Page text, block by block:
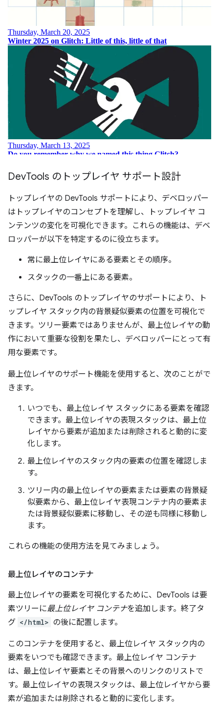
DevTools のトップレイヤ サポート設計
トップレイヤの DevTools サポートにより、デベロッパー
はトップレイヤのコンセプトを理解し、トップレイヤ コ
ンテンツの変化を可視化できます。これらの機能は、デベ
ロッパーが以下を特定するのに役立ちます。
常に最上位レイヤにある要素とその順序。
スタックの一番上にある要素。
さらに、DevTools のトップレイヤのサポートにより、ト
ップレイヤ スタック内の背景疑似要素の位置を可視化で
きます。ツリー要素ではありませんが、最上位レイヤの動
作において重要な役割を果たし、デベロッパーにとって有
用な要素です。
最上位レイヤのサポート機能を使用すると、次のことがで
きます。
いつでも、最上位レイヤ スタックにある要素を確認
できます。最上位レイヤの表現スタックは、最上位
レイヤから要素が追加または削除されると動的に変
化します。
最上位レイヤのスタック内の要素の位置を確認しま
す。
ツリー内の最上位レイヤの要素または要素の背景疑
似要素から、最上位レイヤ表現コンテナ内の要素ま
たは背景疑似要素に移動し、その逆も同様に移動し
ます。
これらの機能の使用方法を見てみましょう。
最上位レイヤのコンテナ
最上位レイヤの要素を可視化するために、DevTools は要
素ツリーに最上位レイヤ コンテナを追加します。終了タ
グ </html> の後に配置します。
このコンテナを使用すると、最上位レイヤ スタック内の
要素をいつでも確認できます。最上位レイヤ コンテナ
は、最上位レイヤ要素とその背景へのリンクのリストで
す。最上位レイヤの表現スタックは、最上位レイヤから要
素が追加または削除されると動的に変化します。